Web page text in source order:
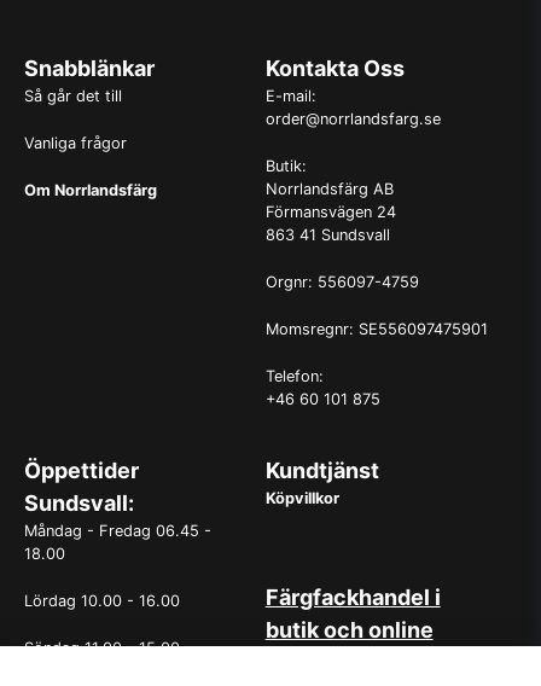
Snabblänkar
Så går det till
Vanliga frågor
Om Norrlandsfärg
Kontakta Oss
E-mail:
order@norrlandsfarg.se
Butik:
Norrlandsfärg AB
Förmansvägen 24
863 41 Sundsvall
Orgnr: 556097-4759
Momsregnr: SE556097475901
Telefon:
+46 60 101 875
Öppettider
Sundsvall:
Måndag - Fredag 06.45 -
18.00
Lördag 10.00 - 16.00
Söndag 11.00 - 15.00
Kundtjänst
Köpvillkor
Färgfackhandel i
butik och online